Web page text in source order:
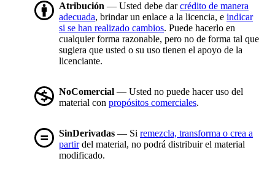
Atribución — Usted debe darcrédito de manera
adecuada, brindar un enlace a la licencia, e indicar
si se han realizado cambios. Puede hacerlo en
cualquier forma razonable, pero no de forma tal que
sugiera que usted o su uso tienen el apoyo de la
licenciante.
NoComercial — Usted no puede hacer uso del
material con propósitos comerciales.
SinDerivadas — Si remezcla, transforma o crea a
partirdel material, no podrá distribuir el material
modificado.